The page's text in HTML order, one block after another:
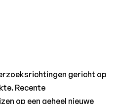
gericht op
Recente
op een geheel nieuwe